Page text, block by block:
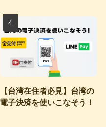
【台湾在住者必見】台湾の
電子決済を使いこなそう！